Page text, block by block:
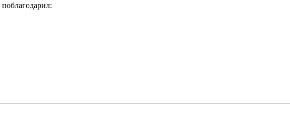
поблагодарил: